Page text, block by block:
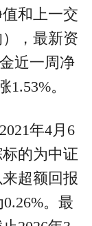
和上一交
，最新资
近一周净
。
年4月6
的为中证
超额回报
。最